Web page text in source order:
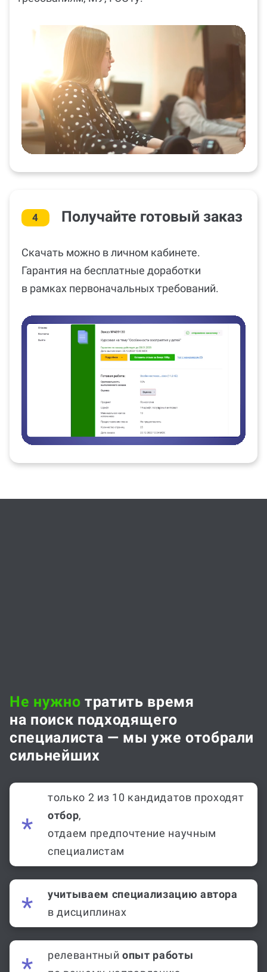
будет проверена на соответствие вашим
требованиям, МУ, ГОСТу.
Получайте готовый заказ
Скачать можно в личном кабинете.
Гарантия на бесплатные доработки
в рамках первоначальных требований.
Не нужнотратить время
на поиск подходящего
специалиста — мы уже отобрали
сильнейших
только 2 из 10 кандидатов проходят
отбор
отдаем предпочтение научным
специалистам
учитываем специализацию автора
в дисциплинах